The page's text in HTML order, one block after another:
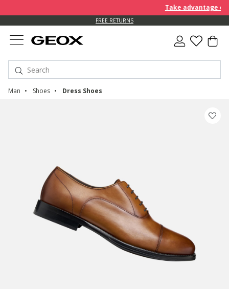
Take advantage of
FREE RETURNS
Man Shoes Dress Shoes